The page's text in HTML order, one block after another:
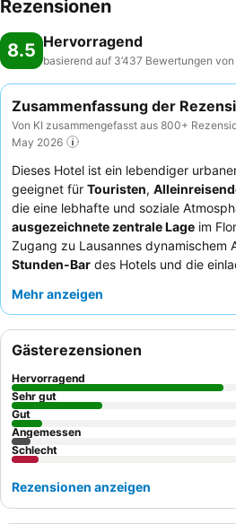
Rezensionen
8.5 Hervorragend
basierend auf 3’437 Bewertungen von
Zusammenfassung der
Von KI zusammengefasst aus 800+
May 2026
Dieses Hotel ist ein lebendiger
geeignet für Touristen,
die eine lebhafte und soziale
ausgezeichnete zentrale Lage im
Zugang zu Lausannes dynamischem
Stunden-Bar des Hotels und die
Entspannung und Interaktion. Gäste
vielfältige
Frühstücksbuffet
nutzen Sie den kostenlosen
Verkehrsmittel und erkunden Sie die
Mehr anzeigen
Gästerezensionen
Hervorragend
Sehr gut
Gut
Angemessen
Schlecht
Rezensionen anzeigen